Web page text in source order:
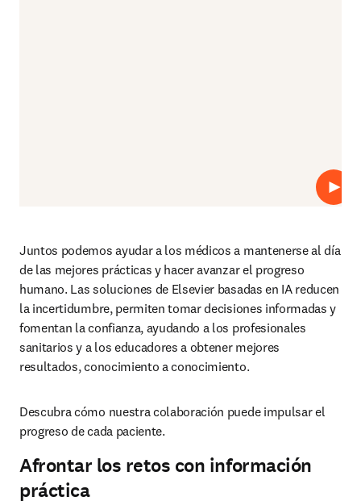
Juntos podemos ayudar a los médicos a mantenerse al día
de las mejores prácticas y hacer avanzar el progreso
humano. Las soluciones de Elsevier basadas en IA reducen
la incertidumbre, permiten tomar decisiones informadas y
fomentan la confianza, ayudando a los profesionales
sanitarios y a los educadores a obtener mejores
resultados, conocimiento a conocimiento.
Descubra cómo nuestra colaboración puede impulsar el
progreso de cada paciente.
Afrontar los retos con información
práctica